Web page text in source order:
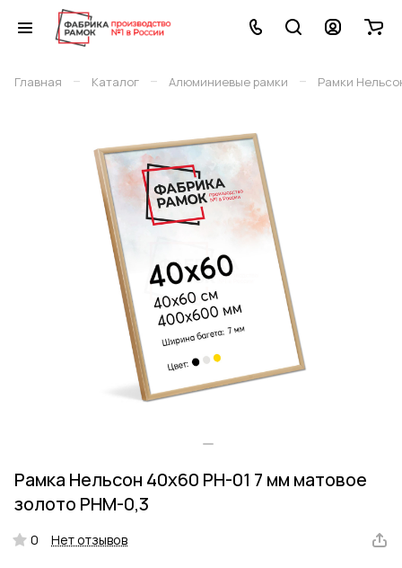
Главная – Каталог – Алюминиевые рамки – Рамки
Рамка Нельсон 40х60 РН-01 7 мм матовое
золото РНМ-0,3
0 Нет отзывов